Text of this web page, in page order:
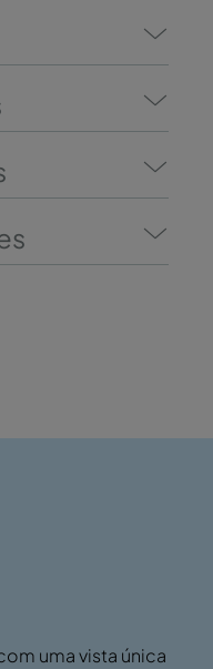
uma vista única